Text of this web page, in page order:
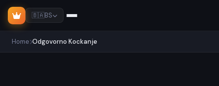
🇧🇦BS
Home Odgovorno Kockanje